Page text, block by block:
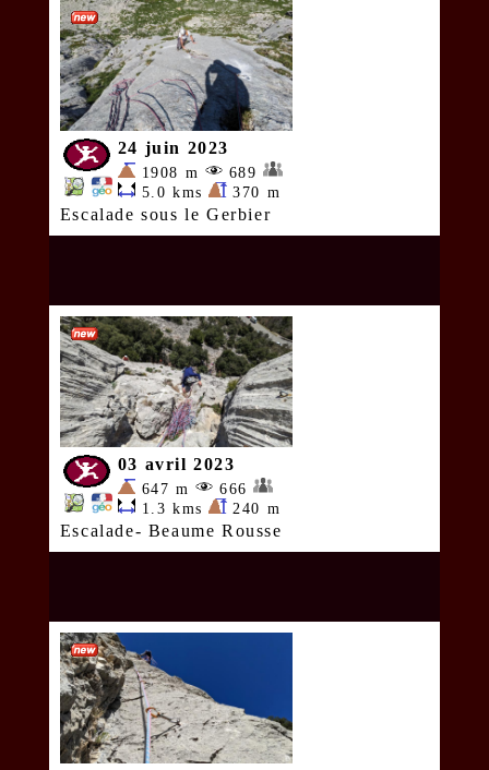
24 juin 2023
1908 m
689
5.0 kms
370 m
Escalade sous le Gerbier
03 avril 2023
647 m
666
1.3 kms
240 m
Escalade- Beaume Rousse